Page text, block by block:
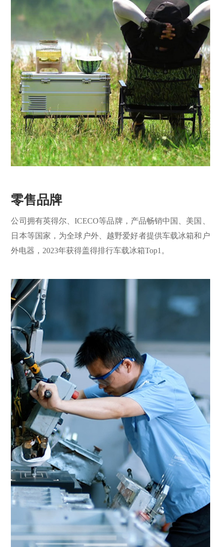
零售品牌
公司拥有英得尔、ICECO等品牌，产品畅销中国、美国、
日本等国家，为全球户外、越野爱好者提供车载冰箱和户
外电器，2023年获得盖得排行车载冰箱Top1。